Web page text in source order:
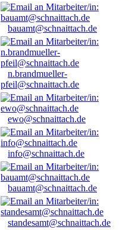
bauamt@schnaittach.de
n.brandmueller-
pfeil@schnaittach.de
ewo@schnaittach.de
info@schnaittach.de
bauamt@schnaittach.de
standesamt@schnaittach.de